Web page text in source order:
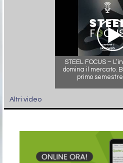
STEEL FOCUS –
domina il mercato.
primo
Altri video